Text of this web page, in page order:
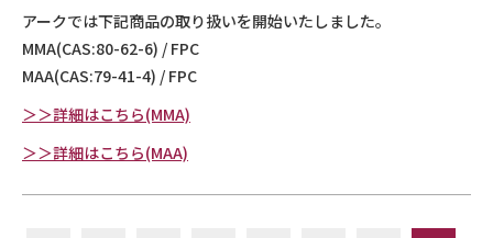
アークでは下記商品の取り扱いを開始いたしました。
MMA(CAS:80-62-6) / FPC
MAA(CAS:79-41-4) / FPC
＞＞詳細はこちら(MMA)
＞＞詳細はこちら(MAA)